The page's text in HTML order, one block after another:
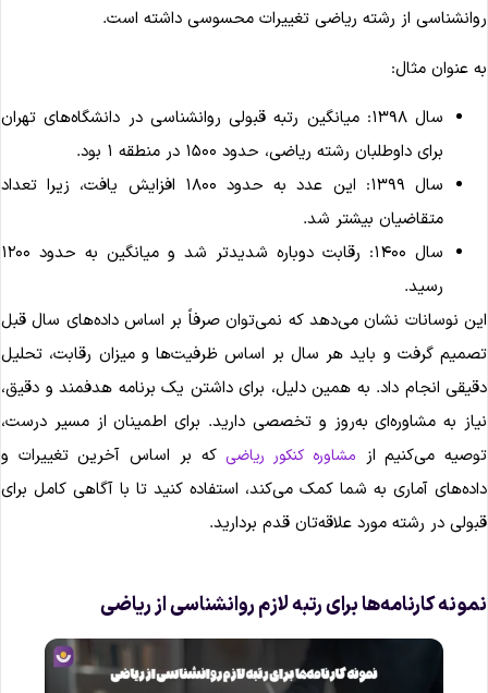
از رشته ریاضی تغییرات محسوسی داشته است.
عنوان مثال:
سال ۱۳۹۸: میانگین رتبه قبولی روانشناسی در دانشگاه‌های تهران
برای داوطلبان رشته ریاضی، حدود ۱۵۰۰ در منطقه ۱ بود.
سال ۱۳۹۹: این عدد به حدود ۱۸۰۰ افزایش یافت، زیرا تعداد
متقاضیان بیشتر شد.
سال ۱۴۰۰: رقابت دوباره شدیدتر شد و میانگین به حدود ۱۲۰۰
رسید.
نوسانات نشان می‌دهد که نمی‌توان صرفاً بر اساس داده‌های سال قبل
گرفت و باید هر سال بر اساس ظرفیت‌ها و میزان رقابت، تحلیل
انجام داد. به همین دلیل، برای داشتن یک برنامه هدفمند و دقیق،
به مشاوره‌ای به‌روز و تخصصی دارید. برای اطمینان از مسیر درست،
می‌کنیم از مشاوره کنکور ریاضیکه بر اساس آخرین تغییرات و
آماری به شما کمک می‌کند، استفاده کنید تا با آگاهی کامل برای
در رشته مورد علاقه‌تان قدم بردارید.
کارنامه‌ها برای رتبه لازم روانشناسی از ریاضی